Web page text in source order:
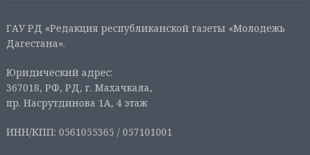
ГАУ РД «Редакция республиканской газеты «Молодежь
Дагестана».
Юридический адрес:
367018, РФ, РД, г. Махачкала,
пр. Насрутдинова 1А, 4 этаж
ИНН/КПП: 0561055365 / 057101001